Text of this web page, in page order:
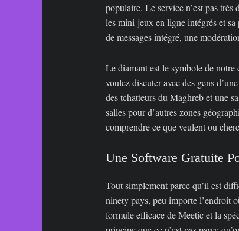
populaire. Le service n’est pas
les mini-jeux en ligne intégrés et
de messages intégré, une
Le diamant est le symbole de
voulez discuter avec des gens
des tchatteurs du Maghreb et une
salles pour d’autres zones
comprendre ce que veulent ou
Une Software Gratuite
Tout simplement parce qu’il est
ninety pays, peu importe l’endroit
formule efficace de Meetic et la